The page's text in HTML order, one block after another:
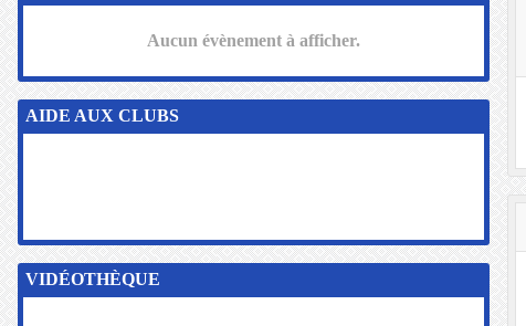
Aucun évènement à afficher.
AIDE AUX CLUBS
VIDÉOTHÈQUE